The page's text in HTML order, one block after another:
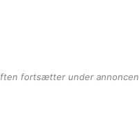
fortsætter under annoncen